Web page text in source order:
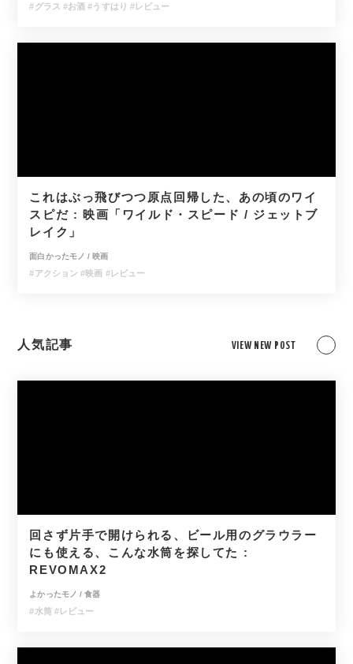
#グラス #お酒#うすはり#レビュー
これはぶっ飛びつつ原点回帰した、あの頃のワイ
スピだ : 映画「ワイルド・スピード / ジェットブ
レイク」
面白かったモノ / 映画
#アクション#映画 #レビュー
人気記事 VIEW NEW POST
回さず片手で開けられる、ビール用のグラウラー
にも使える、こんな水筒を探してた :
REVOMAX2
よかったモノ /食器
#水筒 #レビュー